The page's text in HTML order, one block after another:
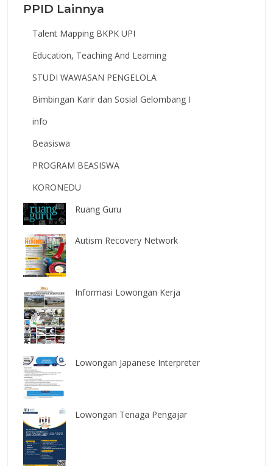
PPID Lainnya
Talent Mapping BKPK UPI
Education, Teaching And Learning
STUDI WAWASAN PENGELOLA
Bimbingan Karir dan Sosial Gelombang I
info
Beasiswa
PROGRAM BEASISWA
KORONEDU
Ruang Guru
Autism Recovery Network
Informasi Lowongan Kerja
Lowongan Japanese Interpreter
Lowongan Tenaga Pengajar